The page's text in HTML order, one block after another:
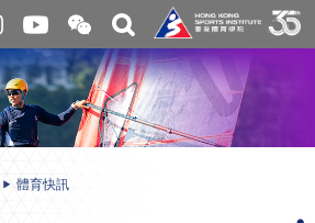
開
合
微
信
二
維
碼
關
搜
尋
體育快訊